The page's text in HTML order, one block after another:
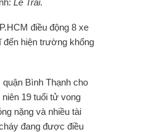
Lê Trai.
điều động 8 xe
hiện trường khống
Bình Thạnh cho
19 tuổi tử vong
nặng và nhiều tài
đang được điều